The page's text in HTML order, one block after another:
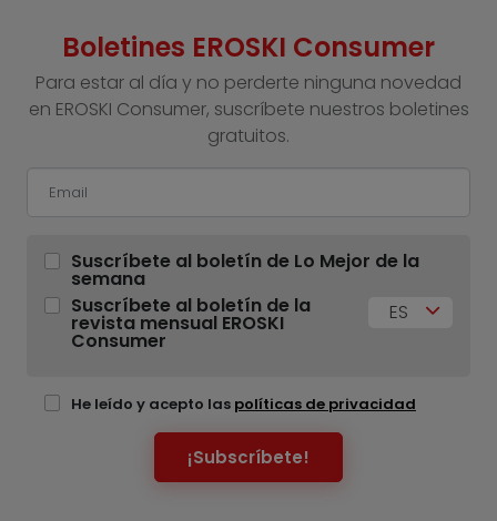
Boletines EROSKI Consumer
Para estar al día y no perderte ninguna novedad
en EROSKI Consumer, suscríbete nuestros boletines
gratuitos.
Suscríbete al boletín de Lo Mejor de la
semana
Suscríbete al boletín de la
revista mensual EROSKI
Consumer
ES
He leído y acepto las políticas de privacidad
¡Subscríbete!